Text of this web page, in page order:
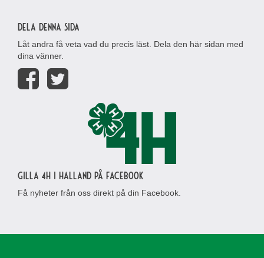
Dela denna sida
Låt andra få veta vad du precis läst. Dela den här sidan med
dina vänner.
Gilla 4H i Halland på Facebook
Få nyheter från oss direkt på din Facebook.